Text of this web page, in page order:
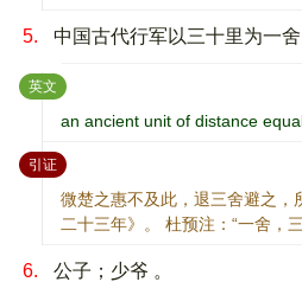
5. 中国古代行军以三十里为一舍
英文 ：
an ancient unit of distance
引证：
微楚之惠不及此，退三舍避之
二十三年》。 杜预注：“一舍，
6. 公子；少爷 。